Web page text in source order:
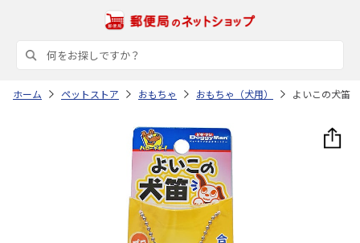
ホーム ペットストア おもちゃ おもちゃ（犬用） よいこの犬笛